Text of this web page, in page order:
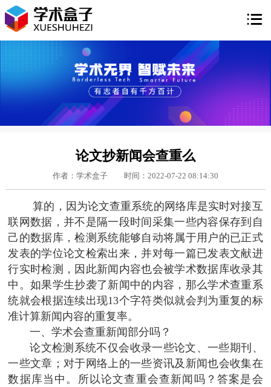

论文抄新闻会查重么
作者：学术盒子 时间：2022-07-22 08:14:30
算的，因为论文查重系统的网络库是实时对接互
联网数据，并不是隔一段时间采集一些内容保存到自
己的数据库，检测系统能够自动将属于用户的已正式
发表的学位论文检索出来，并对每一篇已发表文献进
行实时检测，因此新闻内容也会被学术数据库收录其
中。如果学生抄袭了新闻中的内容，那么学术查重系
统就会根据连续出现13个字符类似就会判为重复的标
准计算新闻内容的重复率。
一、学术会查重新闻部分吗？
论文检测系统不仅会收录一些论文、一些期刊、
一些文章；对于网络上的一些资讯及新闻也会收集在
数据库当中。所以论文查重会查新闻吗？答案是会